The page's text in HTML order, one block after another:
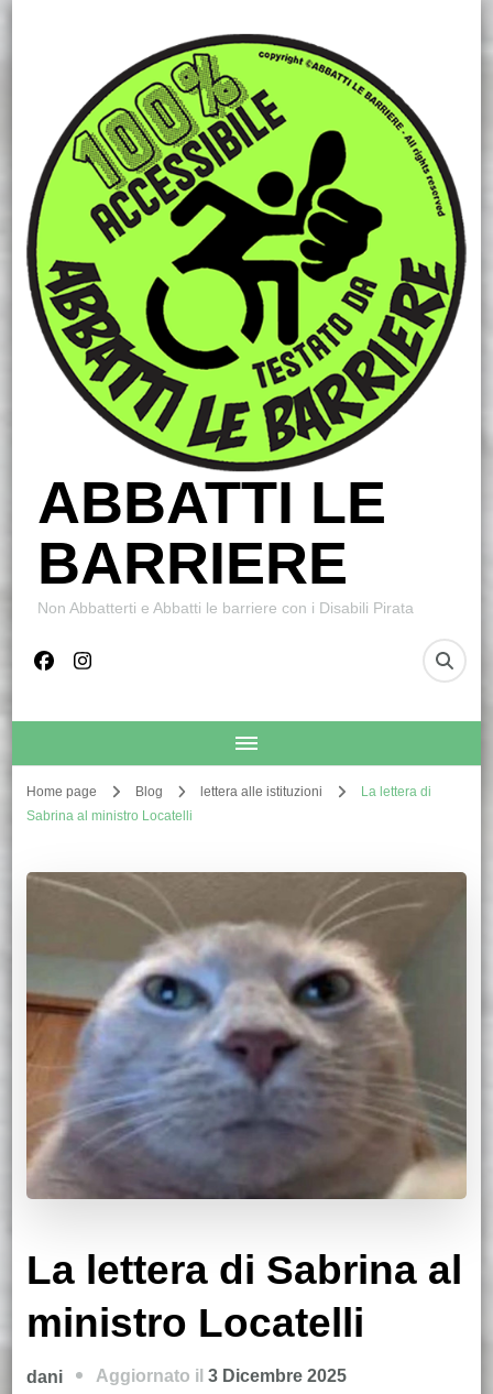
ABBATTI LE
BARRIERE
Non Abbatterti e Abbatti le barriere con i Disabili Pirata
Home page Blog lettera alle istituzioni
La lettera di
Sabrina al ministro Locatelli
La lettera di Sabrina al
ministro Locatelli
dani Aggiornato il 3 Dicembre 2025